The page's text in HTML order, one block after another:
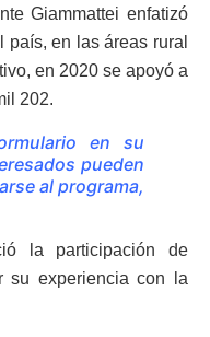
Giammattei enfatizó
en las áreas rural
en 2020 se apoyó a
202.
en su
pueden
al programa,
la participación de
su experiencia con la